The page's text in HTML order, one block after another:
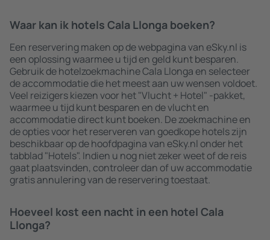
Waar kan ik hotels Cala Llonga boeken?
Een reservering maken op de webpagina van eSky.nl is
een oplossing waarmee u tijd en geld kunt besparen.
Gebruik de hotelzoekmachine Cala Llonga en selecteer
de accommodatie die het meest aan uw wensen voldoet.
Veel reizigers kiezen voor het "Vlucht + Hotel" -pakket,
waarmee u tijd kunt besparen en de vlucht en
accommodatie direct kunt boeken. De zoekmachine en
de opties voor het reserveren van goedkope hotels zijn
beschikbaar op de hoofdpagina van eSky.nl onder het
tabblad "Hotels". Indien u nog niet zeker weet of de reis
gaat plaatsvinden, controleer dan of uw accommodatie
gratis annulering van de reservering toestaat.
Hoeveel kost een nacht in een hotel Cala
Llonga?